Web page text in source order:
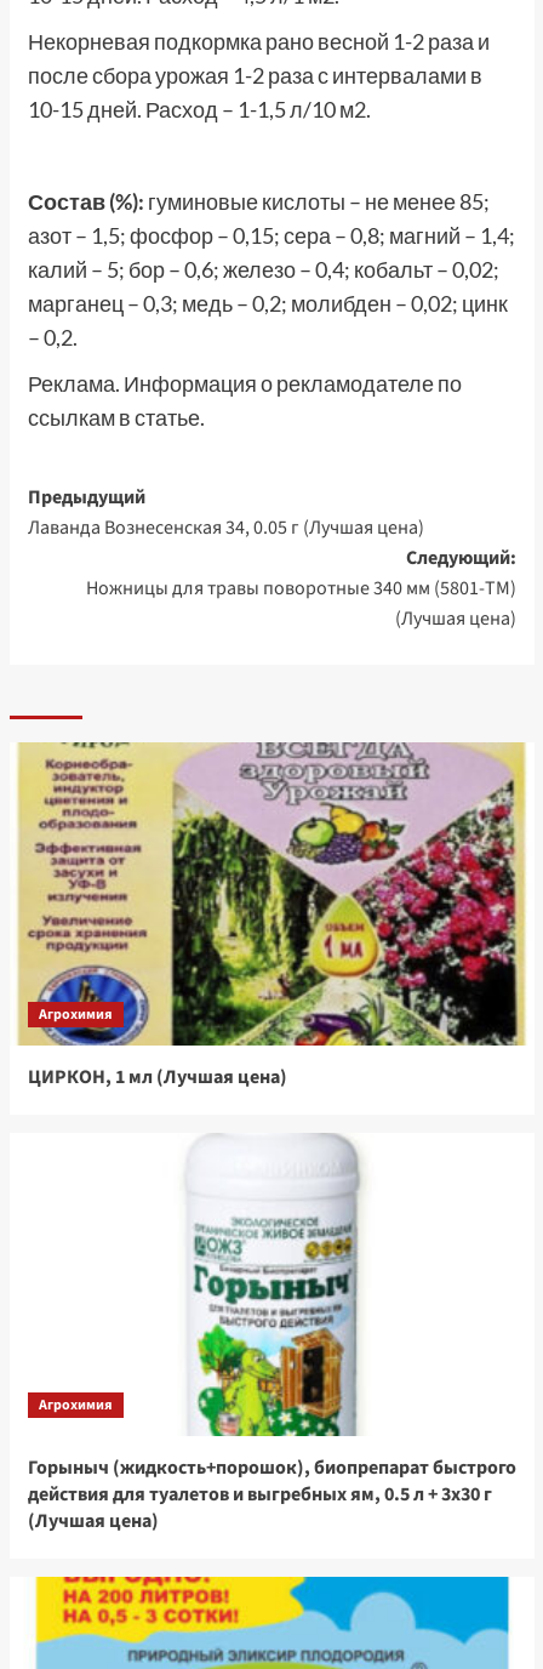
Некорневая подкормка рано весной 1-2 раза и
после сбора урожая 1-2 раза с интервалами в
10-15 дней. Расход – 1-1,5 л/10 м2.
Состав (%): гуминовые кислоты – не менее 85;
азот – 1,5; фосфор – 0,15; сера – 0,8; магний – 1,4;
калий – 5; бор – 0,6; железо – 0,4; кобальт – 0,02;
марганец – 0,3; медь – 0,2; молибден – 0,02; цинк
– 0,2.
Реклама. Информация о рекламодателе по
ссылкам в статье.
Навигация
записи
Предыдущий
Лаванда Вознесенская 34, 0.05 г (Лучшая цена)
Следующий:
Ножницы для травы поворотные 340 мм (5801-TM)
(Лучшая цена)
Агрохимия
ЦИРКОН, 1 мл (Лучшая цена)
Агрохимия
Горыныч (жидкость+порошок), биопрепарат быстрого
действия для туалетов и выгребных ям, 0.5 л + 3х30 г
(Лучшая цена)